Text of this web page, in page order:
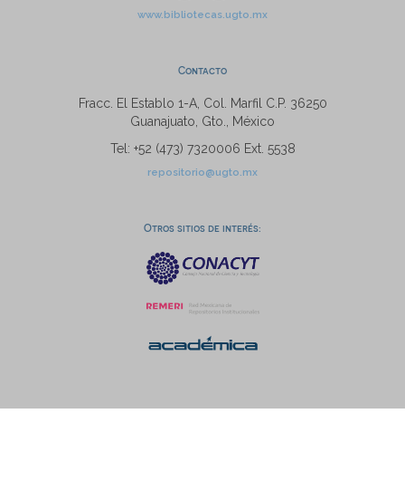
www.bibliotecas.ugto.mx
Contacto
Fracc. El Establo 1-A, Col. Marfil C.P. 36250
Guanajuato, Gto., México
Tel: +52 (473) 7320006 Ext. 5538
repositorio@ugto.mx
Otros sitios de interés: